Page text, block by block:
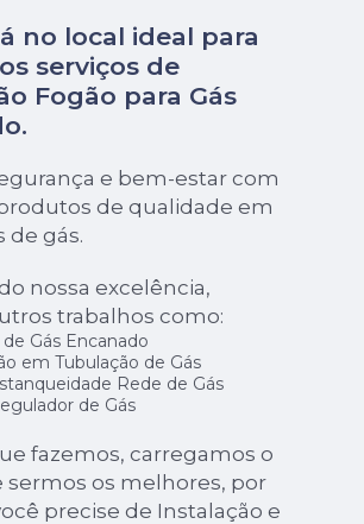
no local ideal para
serviços de
Fogão para Gás
.
e bem-estar com
de qualidade em
de gás.
nossa excelência,
trabalhos como:
Gás Encanado
em Tubulação de Gás
Rede de Gás
de Gás
fazemos, carregamos o
sermos os melhores, por
precise de Instalação e